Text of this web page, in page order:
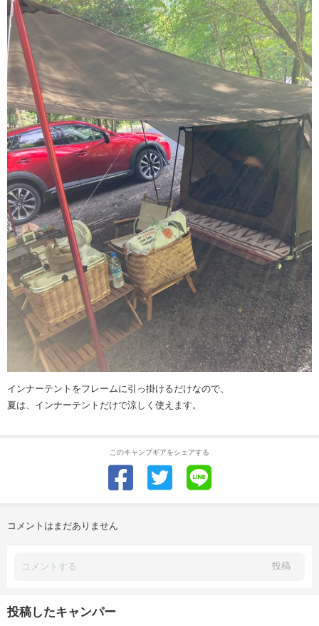
インナーテントをフレームに引っ掛けるだけなので、
夏は、インナーテントだけで涼しく使えます。
このキャンプギアをシェアする
コメントはまだありません
投稿
投稿したキャンパー